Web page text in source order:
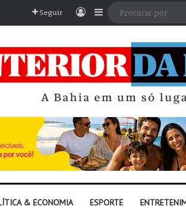
Seguir EntrarBarra Lateral
& ECONOMIA ESPORTE